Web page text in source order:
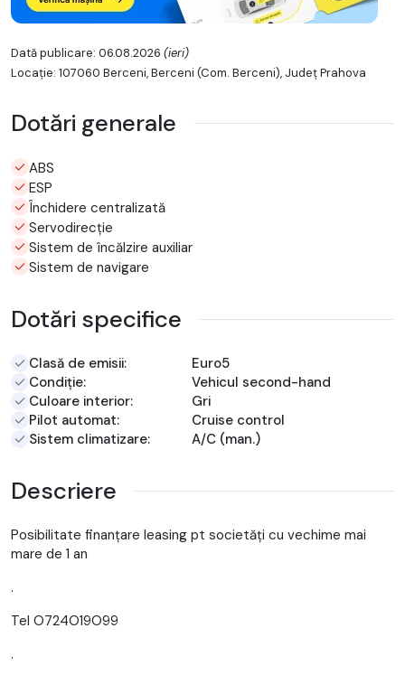
Dată publicare: 06.08.2026 (ieri)
Locație: 107060 Berceni, Berceni (Com. Berceni), Județ Prahova
Dotări generale
ABS
ESP
Închidere centralizată
Servodirecție
Sistem de încălzire auxiliar
Sistem de navigare
Dotări specifice
Clasă de emisii:
Euro5
Condiție:
Vehicul second-hand
Culoare interior:
Gri
Pilot automat:
Cruise control
Sistem climatizare:
A/C (man.)
Descriere
Posibilitate finanțare leasing pt societăți cu vechime mai
mare de 1 an
.
Tel O724O19O99
.